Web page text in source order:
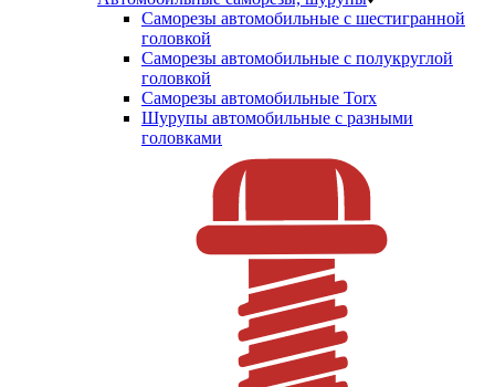
Саморезы автомобильные с шестигранной
головкой
Саморезы автомобильные с полукруглой
головкой
Саморезы автомобильные Torx
Шурупы автомобильные с разными
головками